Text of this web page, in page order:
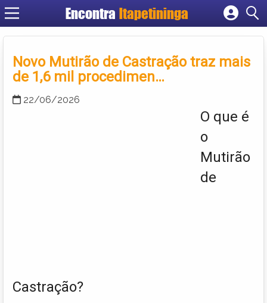
Encontra Itapetininga
Cadastrar empresa
Criar conta
Novo Mutirão de Castração traz mais
de 1,6 mil procedimen…
22/06/2026
O que é
o
Mutirão
de
Castração?